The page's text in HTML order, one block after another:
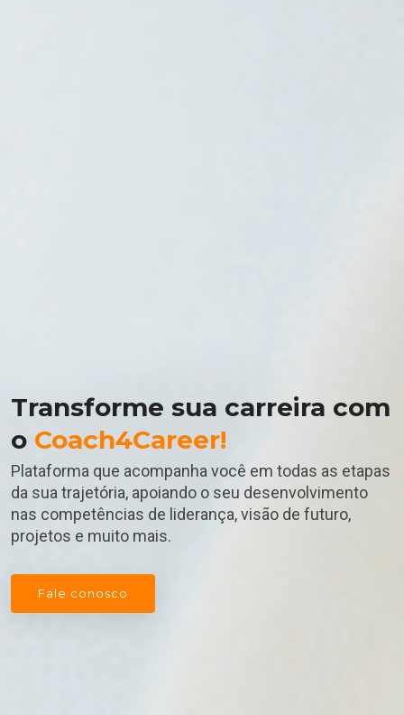
Transforme sua carreira com
o Coach4Career!
Plataforma que acompanha você em todas as etapas
da sua trajetória, apoiando o seu desenvolvimento
nas competências de liderança, visão de futuro,
projetos e muito mais.
Fale conosco